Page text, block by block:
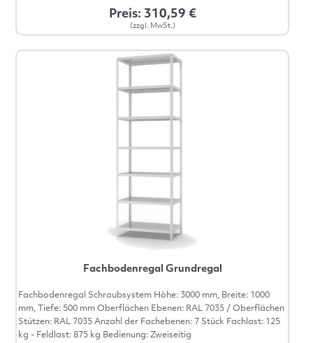
Preis: 310,59 €
(zzgl. MwSt.)
Fachbodenregal Grundregal
Fachbodenregal Schraubsystem Höhe: 3000 mm, Breite: 1000
mm, Tiefe: 500 mm Oberflächen Ebenen: RAL 7035 / Oberflächen
Stützen: RAL 7035 Anzahl der Fachebenen: 7 Stück Fachlast: 125
kg - Feldlast: 875 kg Bedienung: Zweiseitig